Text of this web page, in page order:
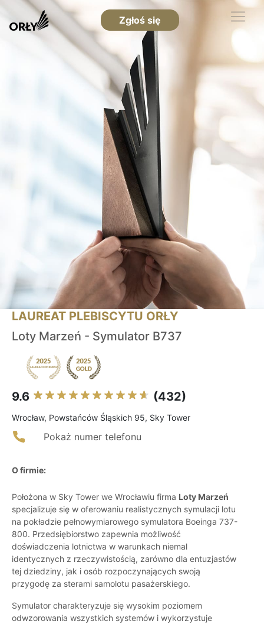
Zgłoś się
LAUREAT PLEBISCYTU ORŁY
Loty Marzeń - Symulator B737
9.6 (432)
Wrocław, Powstańców Śląskich 95, Sky Tower
Pokaż numer telefonu
O firmie:
Położona w Sky Tower we Wrocławiu firma Loty Marzeń
specjalizuje się w oferowaniu realistycznych symulacji lotu
na pokładzie pełnowymiarowego symulatora Boeinga 737-
800. Przedsiębiorstwo zapewnia możliwość
doświadczenia lotnictwa w warunkach niemal
identycznych z rzeczywistością, zarówno dla entuzjastów
tej dziedziny, jak i osób rozpoczynających swoją
przygodę za sterami samolotu pasażerskiego.
Symulator charakteryzuje się wysokim poziomem
odwzorowania wszystkich systemów i wykorzystuje